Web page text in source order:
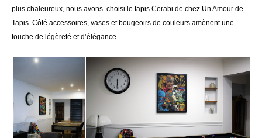
plus chaleureux, nous avons choisi le tapis Cerabi de chez Un Amour de
Tapis. Côté accessoires, vases et bougeoirs de couleurs amènent une
touche de légèreté et d’élégance.